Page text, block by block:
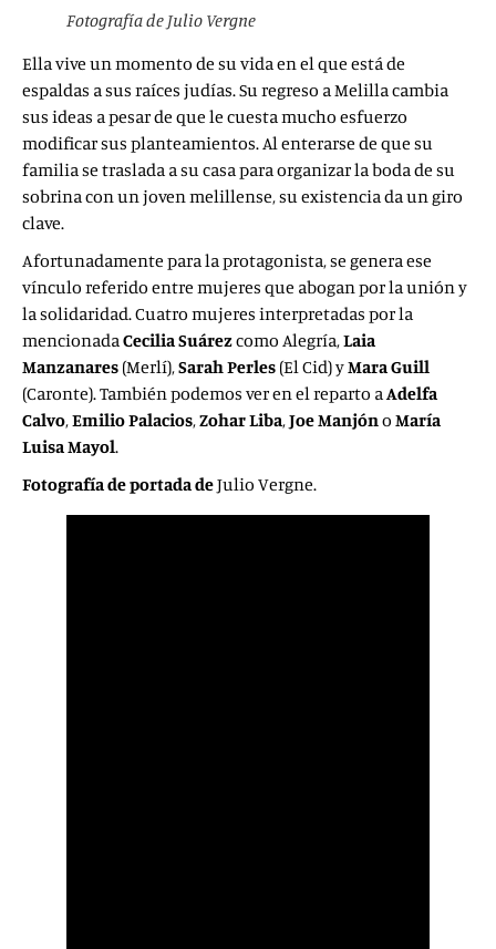
Fotografía de Julio Vergne
Ella vive un momento de su vida en el que está de
espaldas a sus raíces judías. Su regreso a Melilla cambia
sus ideas a pesar de que le cuesta mucho esfuerzo
modificar sus planteamientos. Al enterarse de que su
familia se traslada a su casa para organizar la boda de su
sobrina con un joven melillense, su existencia da un giro
clave.
Afortunadamente para la protagonista, se genera ese
vínculo referido entre mujeres que abogan por la unión y
la solidaridad. Cuatro mujeres interpretadas por la
mencionadaCecilia Suárezcomo Alegría,Laia
Manzanares (Merlí),Sarah Perles (El Cid) yMara Guill
(Caronte). También podemos ver en el reparto aAdelfa
Calvo,EmilioPalacios,Zohar Liba,Joe Manjóno María
Luisa Mayol.
Fotografía de portada deJulio Vergne.